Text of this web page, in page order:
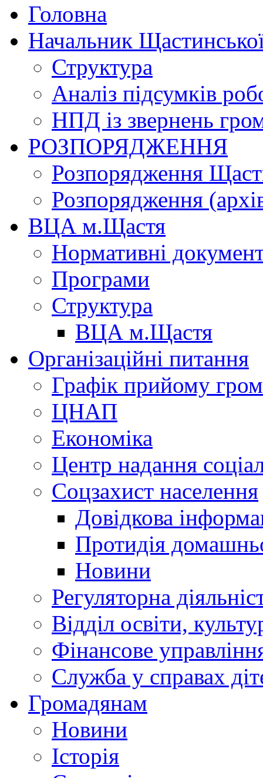
Головна
Начальник
Структура
Аналіз підсумків
НПД із звернень
РОЗПОРЯДЖЕННЯ
Розпорядження
Розпорядження
ВЦА м.Щастя
Нормативні
Програми
Структура
ВЦА м.Щастя
Організаційні питання
Графік прийому
ЦНАП
Економіка
Центр надання
Соцзахист населення
Довідкова
Протидія
Новини
Регуляторна
Відділ освіти,
Фінансове
Служба у справах
Громадянам
Новини
Історія